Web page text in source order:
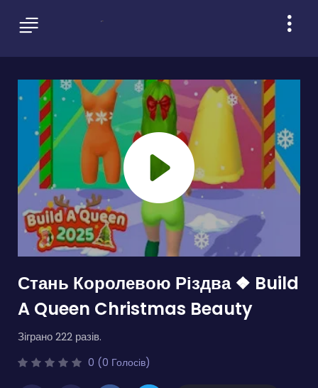
Стань Королевою Різдва ❖ Build
A Queen Christmas Beauty
Зіграно 222 разів.
0 (0 Голосів)